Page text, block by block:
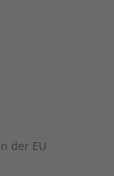
der EU